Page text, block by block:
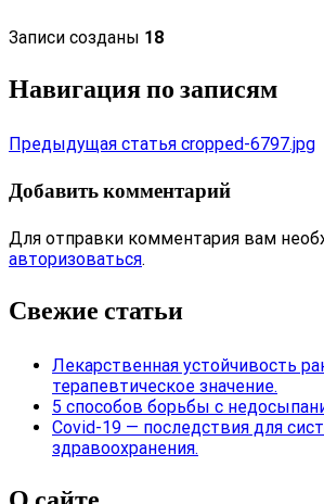
Записи созданы 18
Навигация по записям
Предыдущая статья cropped-6797.jpg
Добавить комментарий
Для отправки комментария вам
авторизоваться.
Свежие статьи
Лекарственная устойчивость
терапевтическое значение.
5 способов борьбы с
Covid-19 — последствия для
здравоохранения.